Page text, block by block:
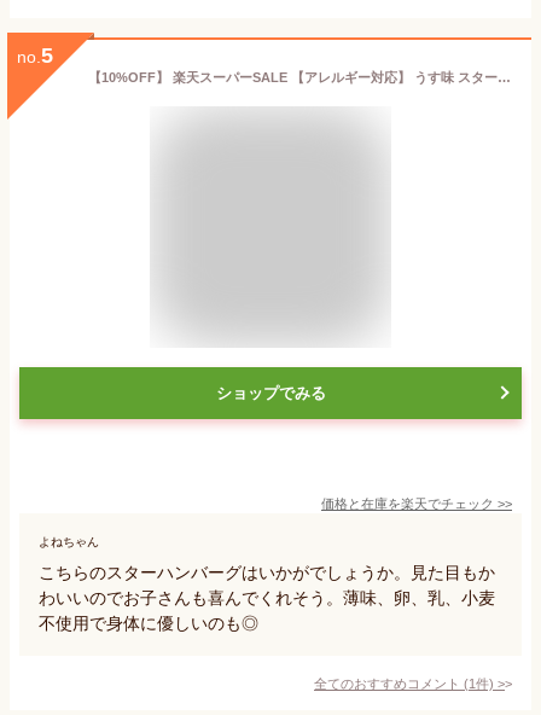
no. 5
【10%OFF】 楽天スーパーSALE 【アレルギー対応】 うす味 スターハンバーグ 40g（25個入り）（アレルギー対応 卵不使用 乳不使用 小麦不使用 星型 ハンバーグ 日東ベスト 夕食 おやつ おかず イベント 行事食 学校 給食 幼稚園 保育園）
ショップでみる
価格と在庫を楽天でチェック >>
よねちゃん
こちらのスターハンバーグはいかがでしょうか。見た目もか
わいいのでお子さんも喜んでくれそう。薄味、卵、乳、小麦
不使用で身体に優しいのも◎
全てのおすすめコメント (1件) >